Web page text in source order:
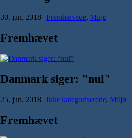
30. jun, 2018 | Fremhævede, Miljø |
Fremhævet
Danmark siger: "nul"
25. jun, 2018 | Ikke kategoriserede, Miljø |
Fremhævet